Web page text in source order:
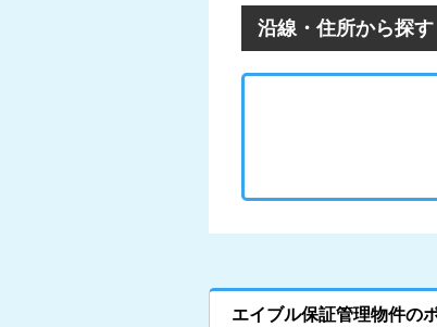
沿線・住所から探す
エイブル保証管理物件の